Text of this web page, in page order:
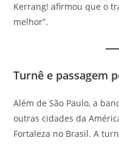
Kerrang! afirmou que o
melhor”.
Turnê e passagem
Além de São Paulo, a
outras cidades da
Fortaleza no Brasil. A